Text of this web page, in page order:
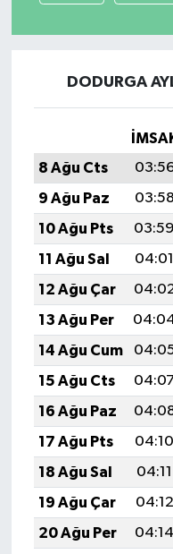
DODURGA
8 Ağu Cts
9 Ağu Paz
03:58
10 Ağu Pts
03:59
11 Ağu Sal
04:01
12 Ağu Çar
13 Ağu Per
14 Ağu Cum
15 Ağu Cts
16 Ağu Paz
17 Ağu Pts
04:10
18 Ağu Sal
04:11
19 Ağu Çar
04:12
20 Ağu Per
04:14